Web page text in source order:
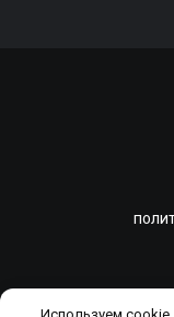
© 2009-2026,